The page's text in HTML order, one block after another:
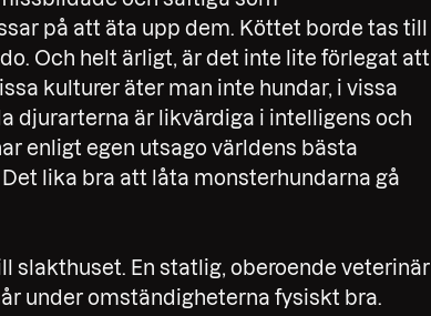
på att äta upp dem. Köttet borde tas till
Och helt ärligt, är det inte lite förlegat att
kulturer äter man inte hundar, i vissa
djurarterna är likvärdiga i intelligens och
enligt egen utsago världens bästa
lika bra att låta monsterhundarna gå
slakthuset. En statlig, oberoende veterinär
under omständigheterna fysiskt bra.